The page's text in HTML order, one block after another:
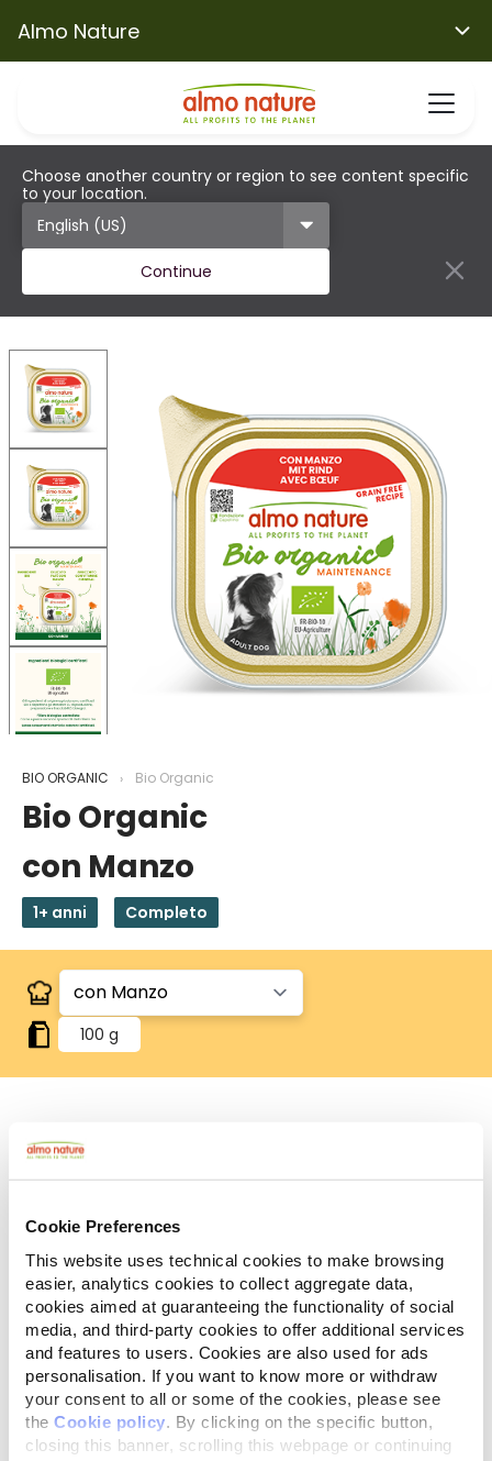
Cookie Preferences
This website uses technical cookies to make browsing
easier, analytics cookies to collect aggregate data,
cookies aimed at guaranteeing the functionality of social
media, and third-party cookies to offer additional services
and features to users. Cookies are also used for ads
personalisation. If you want to know more or withdraw
your consent to all or some of the cookies, please see
the Cookie policy . By clicking on the specific button,
closing this banner, scrolling this webpage or continuing
Almo Nature
Choose another country or region to see content specific
to your location.
Continue
BIO ORGANIC Bio Organic
Bio Organic
con Manzo
1+ anni Completo
100 g
Biologico
Il 100% degli ingredienti di origine agricola proviene
Ingredienti
Componenti analitici
Carni* e derivati* 46,4% (manzo* 13,4%),
sottoprodotti di origine vegetale*, sostanze
minerali. *BIO. 100% delle materie prime di origine
agricola provenienti da agricoltura biologica.